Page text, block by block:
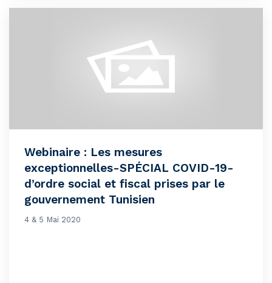
Webinaire : Les mesures
exceptionnelles-SPÉCIAL COVID-19-
d’ordre social et fiscal prises par le
gouvernement Tunisien
4 & 5 Mai 2020